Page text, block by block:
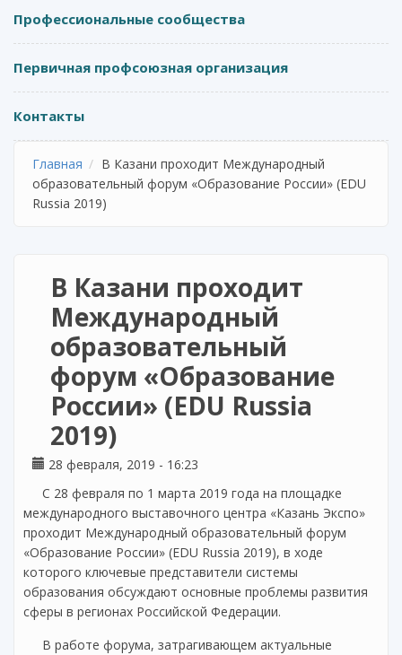
Профессиональные сообщества
Первичная профсоюзная организация
Контакты
Главная
В Казани проходит Международный
образовательный форум «Образование России» (EDU
Russia 2019)
В Казани проходит
Международный
образовательный
форум «Образование
России» (EDU Russia
2019)
28 февраля, 2019 - 16:23
С 28 февраля по 1 марта 2019 года на площадке
международного выставочного центра «Казань Экспо»
проходит Международный образовательный форум
«Образование России» (EDU Russia 2019), в ходе
которого ключевые представители системы
образования обсуждают основные проблемы развития
сферы в регионах Российской Федерации.
В работе форума, затрагивающем актуальные